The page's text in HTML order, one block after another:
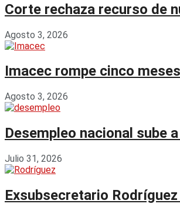
Corte rechaza recurso de
Agosto 3, 2026
Imacec rompe cinco
Agosto 3, 2026
Desempleo nacional sube
Julio 31, 2026
Exsubsecretario